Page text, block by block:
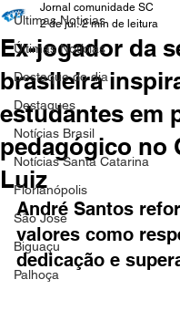
Últimas Noticias
Últimas Notícias
Destaque do dia
Destaques
Notícias Brasil
Notícias Santa Catarina
Florianópolis
São José
Biguaçu
Palhoça
Ex-jogador da
brasileira
estudantes em
pedagógico no
Luiz
Jornal comunidade SC
2 de jul. 2 min de leitura
André Santos
valores como
dedicação e